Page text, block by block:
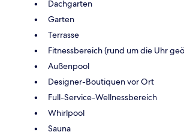
Dachgarten
Garten
Terrasse
Fitnessbereich (rund um die Uhr
Außenpool
Designer-Boutiquen vor Ort
Full-Service-Wellnessbereich
Whirlpool
Sauna